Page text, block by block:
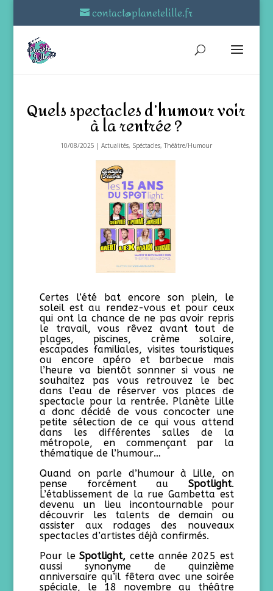
contact@planetelille.fr
Quels spectacles d’humour voir
à la rentrée ?
10/08/2025 |Actualités, Spéctacles,Théâtre/Humour
Certes l’été bat encore son plein, le
soleil est au rendez-vous et pour ceux
qui ont la chance de ne pas avoir repris
le travail, vous rêvez avant tout de
plages, piscines, crème solaire,
escapades familiales, visites touristiques
ou encore apéro et barbecue mais
l’heure va bientôt sonnner si vous ne
souhaitez pas vous retrouvez le bec
dans l’eau de réserver vos places de
spectacle pour la rentrée. Planète Lille
a donc décidé de vous concocter une
petite sélection de ce qui vous attend
dans les différentes salles de la
métropole, en commençant par la
thématique de l’humour…
Quand on parle d’humour à Lille, on
pense forcément au Spotlight.
L’établissement de la rue Gambetta est
devenu un lieu incontournable pour
découvrir les talents de demain ou
assister aux rodages des nouveaux
spectacles d’artistes déjà confirmés.
Pour leSpotlight, cette année 2025 est
aussi synonyme de quinzième
anniversaire qu’il fêtera avec une soirée
spéciale, le 18 novembre au théâtre